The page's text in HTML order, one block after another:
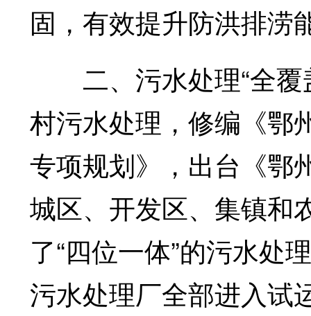
固，有效提升防洪排涝
二、污水处理“全覆
村污水处理，修编《鄂
专项规划》，出台《鄂
城区、开发区、集镇和
了“四位一体”的污水处
污水处理厂全部进入试